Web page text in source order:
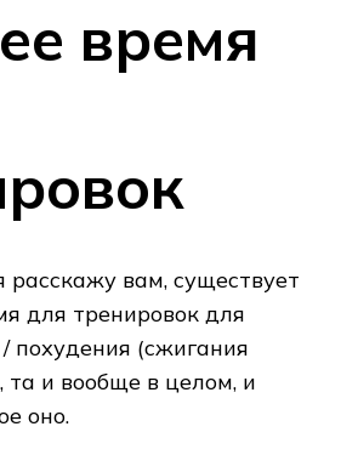
время
расскажу вам, существует
для тренировок для
похудения (сжигания
и вообще в целом, и
оно.